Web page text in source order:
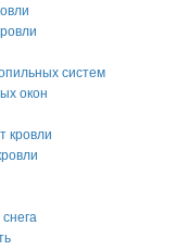
систем
окон
кровли